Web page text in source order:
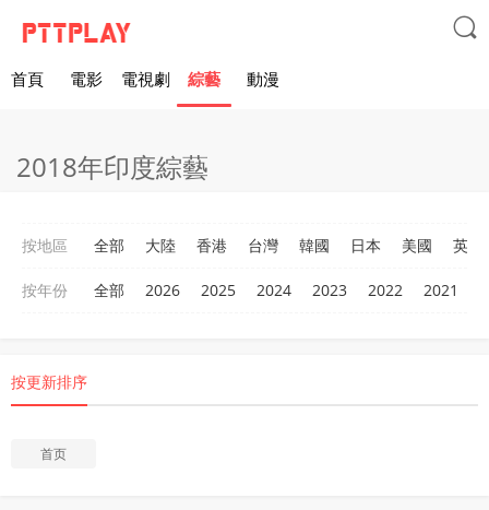

首頁 電影 電視劇 綜藝 動漫
2018年印度綜藝
按地區 全部 大陸 香港 台灣 韓國 日本 美國 英國
按年份 全部 2026 2025 2024 2023 2022 2021
按更新排序
首页